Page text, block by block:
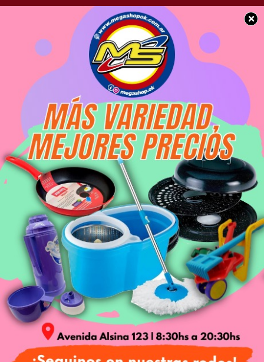
×
SOCIEDAD
Alerta Metereológico:
Se esperan fuertes
tormentas para las
próximas horas